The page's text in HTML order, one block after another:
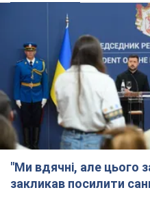
"Ми вдячні, але цього
закликав посилити